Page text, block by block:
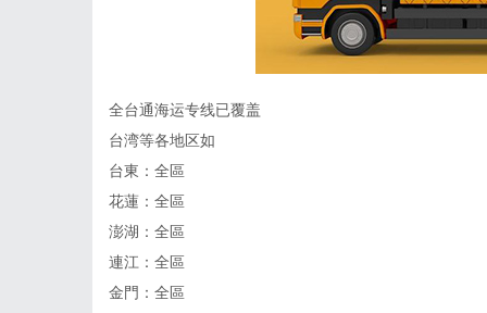
全台通海运专线已覆盖
台湾等各地区如
台東：全區
花蓮：全區
澎湖：全區
連江：全區
金門：全區